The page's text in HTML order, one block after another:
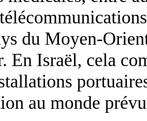
du Moyen-
En Israël, cela
au monde